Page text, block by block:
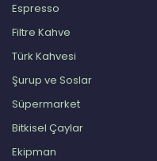
Espresso
Filtre Kahve
Türk Kahvesi
Şurup ve Soslar
Süpermarket
Bitkisel Çaylar
Ekipman